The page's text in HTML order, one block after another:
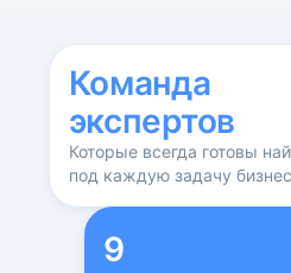
Команда
экспертов
Которые всегда готовы
под каждую задачу
9